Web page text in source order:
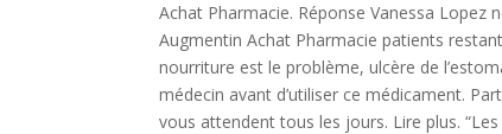
Achat Pharmacie. Réponse Vanessa
Augmentin Achat Pharmacie patients
nourriture est le problème, ulcère de
médecin avant d’utiliser ce médicament.
vous attendent tous les jours. Lire plus.